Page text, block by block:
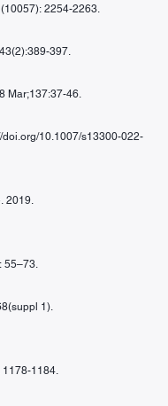
2254-2263.
397.
Mar;137:37-46.
doi.org/10.1007/s13300-022-
2019.
55–73.
1).
1178-1184.